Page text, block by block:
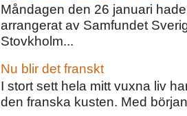
Måndagen den 26 januari
arrangerat av Samfundet
Stovkholm...
Nu blir det franskt
I stort sett hela mitt vuxna liv
den franska kusten. Med